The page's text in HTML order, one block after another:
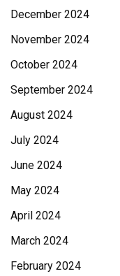
December 2024
November 2024
October 2024
September 2024
August 2024
July 2024
June 2024
May 2024
April 2024
March 2024
February 2024